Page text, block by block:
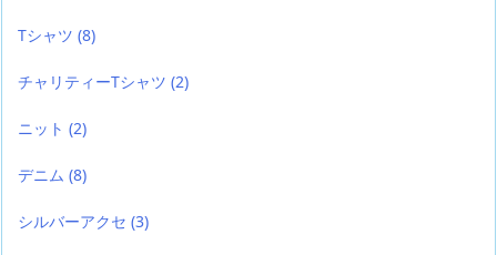
Tシャツ (8)
チャリティーTシャツ (2)
ニット (2)
デニム (8)
シルバーアクセ (3)